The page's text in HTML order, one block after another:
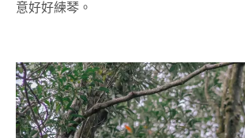
意好好練琴。